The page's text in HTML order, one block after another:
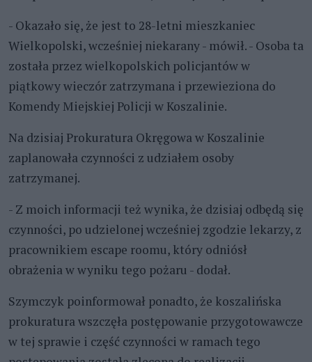
- Okazało się, że jest to 28-letni mieszkaniec
Wielkopolski, wcześniej niekarany - mówił. - Osoba ta
została przez wielkopolskich policjantów w
piątkowy wieczór zatrzymana i przewieziona do
Komendy Miejskiej Policji w Koszalinie.
Na dzisiaj Prokuratura Okręgowa w Koszalinie
zaplanowała czynności z udziałem osoby
zatrzymanej.
- Z moich informacji też wynika, że dzisiaj odbędą się
czynności, po udzielonej wcześniej zgodzie lekarzy, z
pracownikiem escape roomu, który odniósł
obrażenia w wyniku tego pożaru - dodał.
Szymczyk poinformował ponadto, że koszalińska
prokuratura wszczęła postępowanie przygotowawcze
w tej sprawie i część czynności w ramach tego